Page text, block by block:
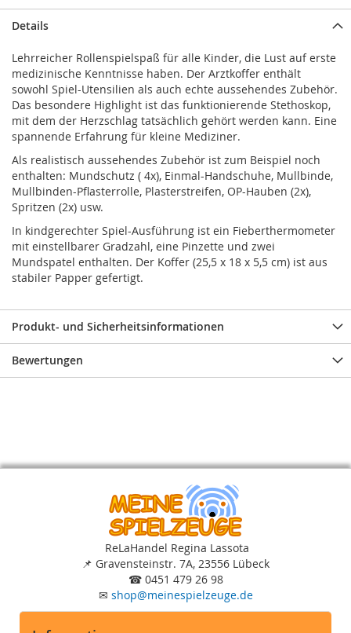
Details
Lehrreicher Rollenspielspaß für alle Kinder, die Lust auf erste
medizinische Kenntnisse haben. Der Arztkoffer enthält
sowohl Spiel-Utensilien als auch echte aussehendes Zubehör.
Das besondere Highlight ist das funktionierende Stethoskop,
mit dem der Herzschlag tatsächlich gehört werden kann. Eine
spannende Erfahrung für kleine Mediziner.
Als realistisch aussehendes Zubehör ist zum Beispiel noch
enthalten: Mundschutz ( 4x), Einmal-Handschuhe, Mullbinde,
Mullbinden-Pflasterrolle, Plasterstreifen, OP-Hauben (2x),
Spritzen (2x) usw.
In kindgerechter Spiel-Ausführung ist ein Fieberthermometer
mit einstellbarer Gradzahl, eine Pinzette und zwei
Mundspatel enthalten. Der Koffer (25,5 x 18 x 5,5 cm) ist aus
stabiler Papper gefertigt.
Produkt- und Sicherheitsinformationen
Bewertungen
ReLaHandel Regina Lassota
📌 Gravensteinstr. 7A, 23556 Lübeck
☎ 0451 479 26 98
✉ shop@meinespielzeuge.de